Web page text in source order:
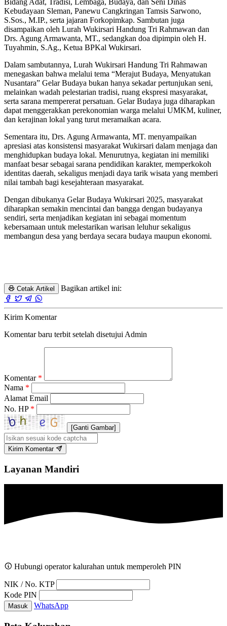
Kebudayaan Sleman, Panewu Cangkringan Tamsis Sarwono,
S.Sos., M.IP., serta jajaran Forkopimkap. Sambutan juga
disampaikan oleh Lurah Wukirsari Handung Tri Rahmawan dan
Drs. Agung Armawanta, MT., sedangkan doa dipimpin oleh H.
Tuyahmin, S.Ag., Ketua BPKal Wukirsari.
Dalam sambutannya, Lurah Wukirsari Handung Tri Rahmawan
menegaskan bahwa melalui tema “Merajut Budaya, Menyatukan
Nusantara” Gelar Budaya bukan hanya sekadar pertunjukan seni,
melainkan wadah pelestarian tradisi, ruang ekspresi masyarakat,
serta sarana mempererat persatuan. Gelar Budaya juga diharapkan
dapat menggerakkan perekonomian warga melalui UMKM, kuliner,
dan kerajinan lokal yang turut meramaikan acara.
Sementara itu, Drs. Agung Armawanta, MT. menyampaikan
apresiasi atas konsistensi masyarakat Wukirsari dalam menjaga dan
menghidupkan budaya lokal. Menurutnya, kegiatan ini memiliki
manfaat besar sebagai sarana pendidikan karakter, memperkokoh
identitas daerah, sekaligus menjadi daya tarik wisata yang memberi
nilai tambah bagi kesejahteraan masyarakat.
Dengan dibukanya Gelar Budaya Wukirsari 2025, masyarakat
diharapkan semakin mencintai dan bangga dengan budayanya
sendiri, serta menjadikan kegiatan ini sebagai momentum
kebersamaan untuk melestarikan warisan leluhur sekaligus
membangun desa yang berdaya secara budaya maupun ekonomi.
Cetak Artikel Bagikan artikel ini:
Kirim Komentar
Komentar baru terbit setelah disetujui Admin
Komentar *
Nama *
Alamat Email
No. HP *
[Ganti Gambar]
Kirim Komentar
Layanan Mandiri
Hubungi operator kalurahan untuk memperoleh PIN
NIK / No. KTP
Kode PIN
Masuk WhatsApp